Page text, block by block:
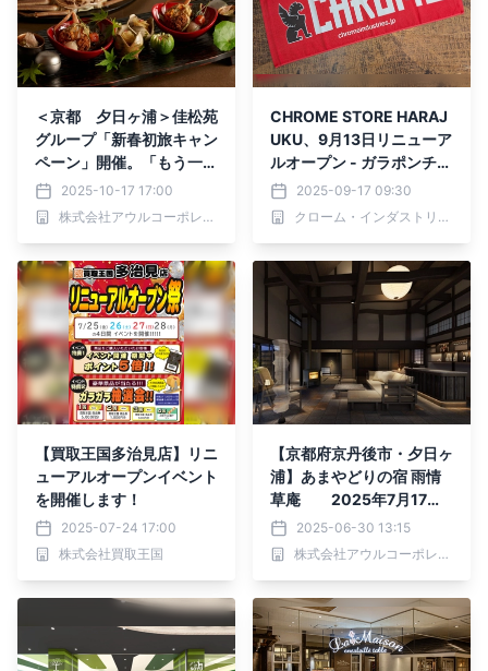
＜京都 夕日ヶ浦＞佳松苑
グループ「新春初旅キャン
ペーン」開催。「もう一つ
の京都 雨情草庵」で満た
される冬旅
2025-10-17 17:00
株式会社アウルコーポレーション
CHROME STORE HARAJ
UKU、9月13日リニューア
ルオープン - ガラポンチャ
レンジや購入特典ノベルテ
ィを展開
2025-09-17 09:30
クローム・インダストリーズジャパン合同会社
【買取王国多治見店】リニ
ューアルオープンイベント
を開催します！
2025-07-24 17:00
株式会社買取王国
【京都府京丹後市・夕日ヶ
浦】あまやどりの宿 雨情
草庵 2025年7月17日
リニューアルオープン
2025-06-30 13:15
株式会社アウルコーポレーション